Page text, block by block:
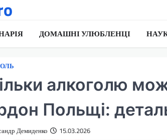
ДОМАШНІ УЛЮБЛЕНЦІ
алкоголю
Польщі:
Демиденко 15.03.2026